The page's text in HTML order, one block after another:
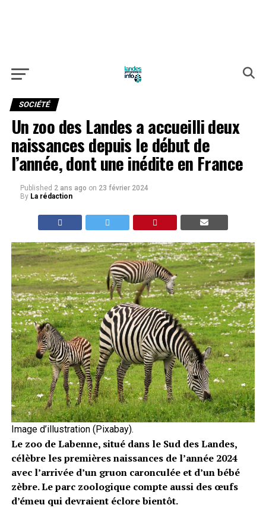
SOCIÉTÉ
Un zoo des Landes a accueilli deux
naissances depuis le début de
l’année, dont une inédite en France
Published 2 ans ago on 23 février 2024
By La rédaction
Image d’illustration (Pixabay).
Le zoo de Labenne, situé dans le Sud des Landes,
célèbre les premières naissances de l’année 2024
avec l’arrivée d’un gruon caronculée et d’un bébé
zèbre. Le parc zoologique compte aussi des œufs
d’émeu qui devraient éclore bientôt.